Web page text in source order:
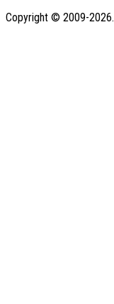
Copyright © 2009-2026.